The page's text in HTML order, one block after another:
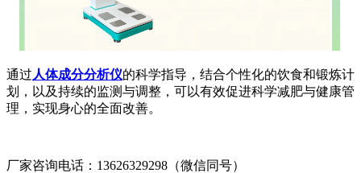
通过 人体成分分析仪的科学指导，结合个性化的饮食和锻炼计
划，以及持续的监测与调整，可以有效促进科学减肥与健康管
理，实现身心的全面改善。
厂家咨询电话：13626329298（微信同号）